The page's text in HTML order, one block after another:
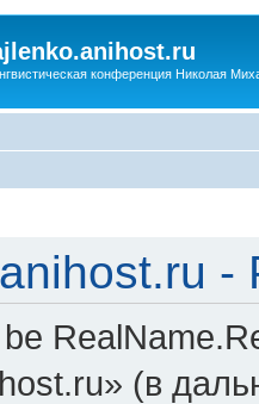
конференция Николая
-
(в